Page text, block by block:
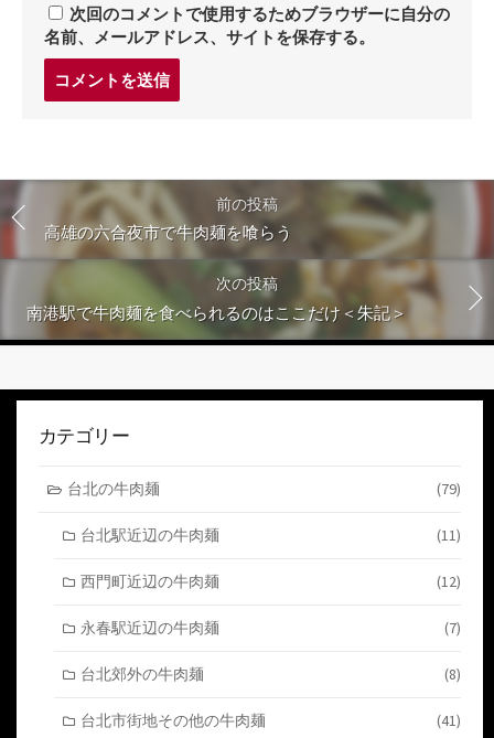
次回のコメントで使用するためブラウザーに自分の
名前、メールアドレス、サイトを保存する。
る
前の投稿
高雄の六合夜市で牛肉麺を喰らう
次の投稿
南港駅で牛肉麺を食べられるのはここだけ＜朱記＞
カテゴリー
台北の牛肉麺 (79)
台北駅近辺の牛肉麺 (11)
西門町近辺の牛肉麺 (12)
永春駅近辺の牛肉麺 (7)
台北郊外の牛肉麺 (8)
台北市街地その他の牛肉麺 (41)